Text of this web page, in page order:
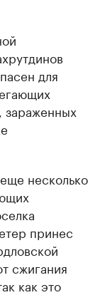
для
зараженных
несколько
принес
сжигания
как это